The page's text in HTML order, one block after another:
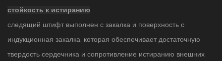
стойкость к истиранию
следящий штифт выполнен с закалка и поверхность с
индукционная закалка, которая обеспечивает достаточную
твердость сердечника и сопротивление истиранию внешних